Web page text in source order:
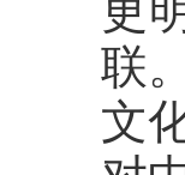
联
文